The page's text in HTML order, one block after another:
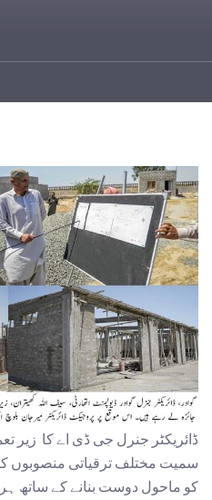
ڈائریکٹر جنرل جی ڈی اے کا زیر
سمیت مختلف ترقیاتی منصوبوں
کو ماحول دوست بنانے کے ساتھ